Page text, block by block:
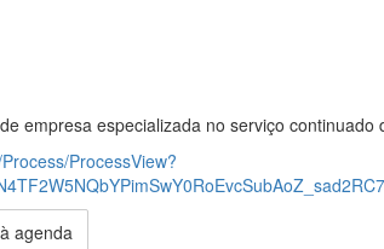
empresa especializada no serviço continuado
ProcessView?
agenda